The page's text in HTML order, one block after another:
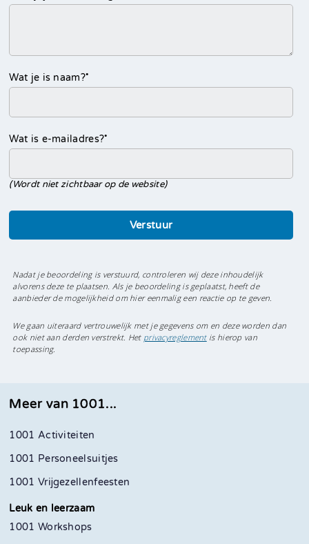
Wat je is naam?•
Wat is e-mailadres?•
(Wordt niet zichtbaar op de website)
Nadat je beoordeling is verstuurd, controleren wij deze inhoudelijk
alvorens deze te plaatsen. Als je beoordeling is geplaatst, heeft de
aanbieder de mogelijkheid om hier eenmalig een reactie op te geven.
We gaan uiteraard vertrouwelijk met je gegevens om en deze worden dan
ook niet aan derden verstrekt. Het privacyreglementis hierop van
toepassing.
Meer van 1001...
1001 Activiteiten
1001 Personeelsuitjes
1001 Vrijgezellenfeesten
Leuk en leerzaam
1001 Workshops